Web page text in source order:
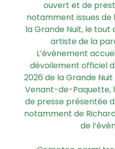
ouvert et de
notamment issues
la Grande Nuit, le
artiste de la
L’événement
dévoilement officiel
2026 de la Grande
Venant-de-Paquette,
de presse présentée
notamment de
de